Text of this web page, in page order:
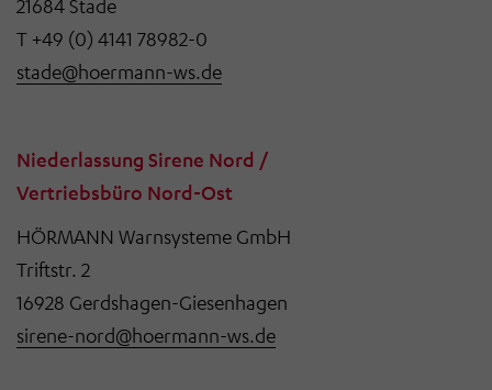
21684 Stade
T +49 (0) 4141 78982-0
stade@hoermann-ws.de
Niederlassung Sirene Nord /
Vertriebsbüro Nord-Ost
HÖRMANN Warnsysteme GmbH
Triftstr. 2
16928 Gerdshagen-Giesenhagen
sirene-nord@hoermann-ws.de